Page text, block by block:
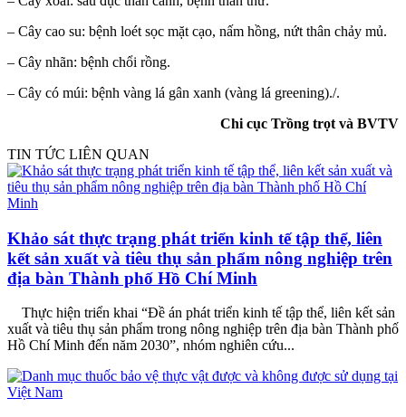
– Cây cao su: bệnh loét sọc mặt cạo, nấm hồng, nứt thân chảy mủ.
– Cây nhãn: bệnh chổi rồng.
– Cây có múi: bệnh vàng lá gân xanh (vàng lá greening)./.
Chi cục Trồng trọt và BVTV
TIN TỨC LIÊN QUAN
Khảo sát thực trạng phát triển kinh tế tập thể, liên
kết sản xuất và tiêu thụ sản phẩm nông nghiệp trên
địa bàn Thành phố Hồ Chí Minh
Thực hiện triển khai “Đề án phát triển kinh tế tập thể, liên kết sản
xuất và tiêu thụ sản phẩm trong nông nghiệp trên địa bàn Thành phố
Hồ Chí Minh đến năm 2030”, nhóm nghiên cứu...